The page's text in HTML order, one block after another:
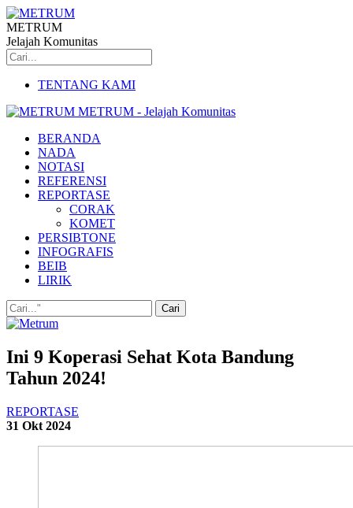
METRUM
Jelajah Komunitas
TENTANG KAMI
METRUM - Jelajah Komunitas
BERANDA
NADA
NOTASI
REFERENSI
REPORTASE
CORAK
KOMET
PERSIBTONE
INFOGRAFIS
BEIB
LIRIK
Ini 9 Koperasi Sehat Kota Bandung
Tahun 2024!
REPORTASE
31 Okt 2024